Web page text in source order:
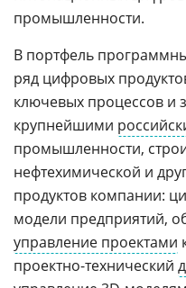
промышленности.
В портфель
ряд цифровых
ключевых процессов и
крупнейшими
промышленности,
нефтехимической и
продуктов компании:
модели предприятий,
управление проектами
проектно-технический